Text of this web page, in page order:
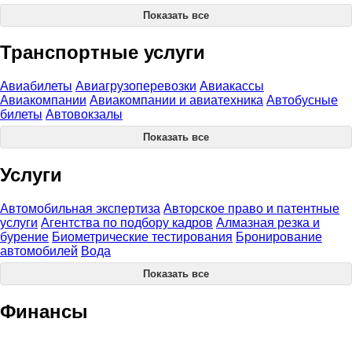
Показать все
Транспортные услуги
Авиабилеты Авиагрузоперевозки Авиакассы
Авиакомпании Авиакомпании и авиатехника Автобусные
билеты Автовокзалы
Показать все
Услуги
Автомобильная экспертиза Авторское право и патентные
услуги Агентства по подбору кадров Алмазная резка и
бурение Биометрические тестирования Бронирование
автомобилей Вода
Показать все
Финансы